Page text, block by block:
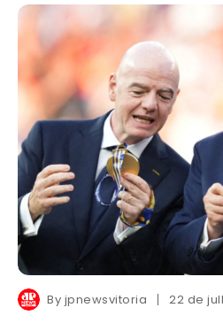
By jpnewsvitoria 22 de